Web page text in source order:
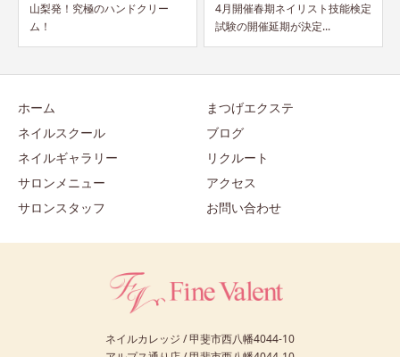
4月開催春期ネイリスト技能検定
試験の開催延期が決定...
緊急事態宣言に伴うヨーカドー
店営業時間についてのご...
ホーム
ネイルスクール
ネイルギャラリー
サロンメニュー
サロンスタッフ
まつげエクステ
ブログ
リクルート
アクセス
お問い合わせ
ネイルカレッジ / 甲斐市西八幡4044-10